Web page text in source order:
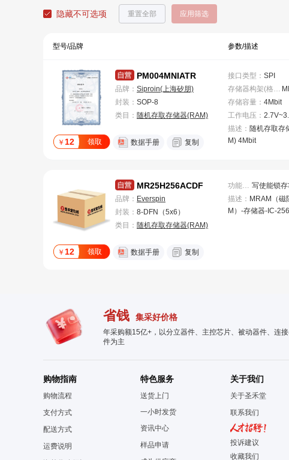
隐藏不可选项 重置全部 应用筛选
型号/品牌 参数/描述
PM004MNIATR
品牌： Siproin(上海矽朋)
封装： SOP-8
类目： 随机存取存储器(RAM)
￥ 12 领取 数据手册 复制
接口类型 ： SPI
存储器构架(格式)
存储容量： 4Mbit
工作电压 ：
描述： 随机存取存
M) 4Mbit
MR25H256ACDF
品牌： Everspin
封装： 8-DFN（5x6）
类目： 随机存取存储器(RAM)
￥ 12 领取 数据手册 复制
功能特性 ：
描述： MRAM（磁
M）-存储器-IC-
省钱 集采好价格
年采购额15亿+，以分立器件、主控芯片、被动器件、连
件为主
购物指南
购物流程
支付方式
配送方式
运费说明
特色服务
送货上门
一小时发货
资讯中心
样品申请
关于我们
关于圣禾堂
联系我们
投诉建议
收藏我们